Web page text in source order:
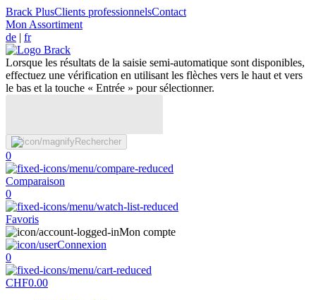
Brack PlusClients professionnelsContact
Mon Assortiment
de | fr
Lorsque les résultats de la saisie semi-automatique sont disponibles,
effectuez une vérification en utilisant les flèches vers le haut et vers
le bas et la touche « Entrée » pour sélectionner.
Rechercher
0
Comparaison
0
Favoris
Mon compte
Connexion
0
CHF0.00